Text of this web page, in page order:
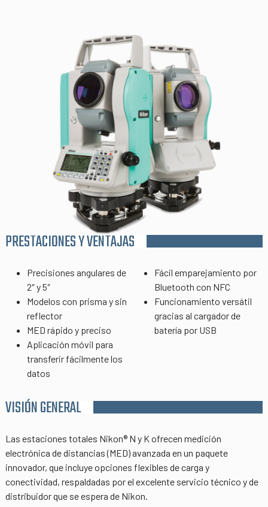
PRESTACIONES Y VENTAJAS
Precisiones angulares de
2″ y 5″
Modelos con prisma y sin
reflector
MED rápido y preciso
Aplicación móvil para
transferir fácilmente los
datos
Fácil emparejamiento por
Bluetooth con NFC
Funcionamiento versátil
gracias al cargador de
batería por USB
VISIÓN GENERAL
Las estaciones totales Nikon® N y K ofrecen medición
electrónica de distancias (MED) avanzada en un paquete
innovador, que incluye opciones flexibles de carga y
conectividad, respaldadas por el excelente servicio técnico y de
distribuidor que se espera de Nikon.